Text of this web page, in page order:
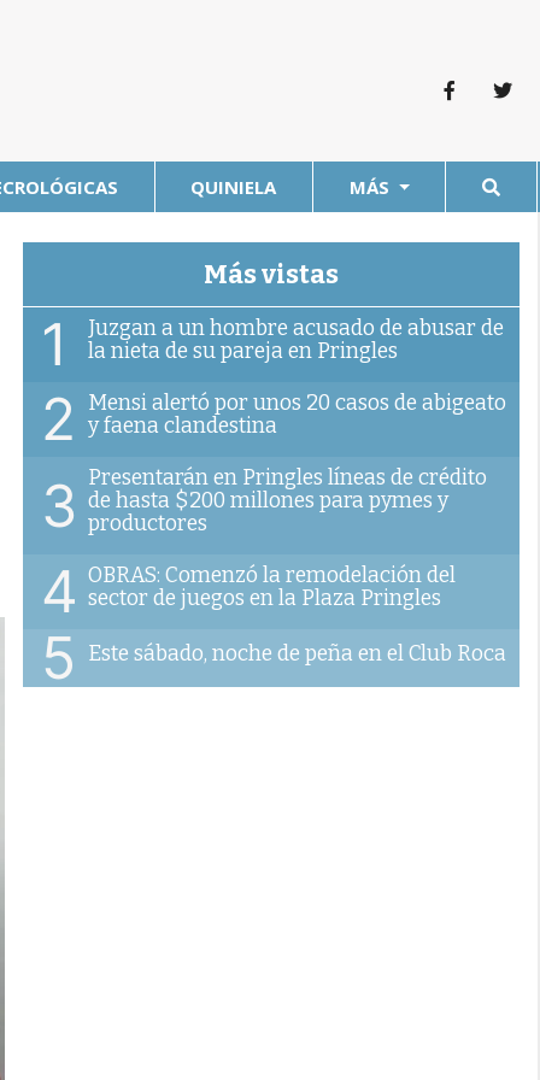
QUINIELA MÁS
Más vistas
1
Juzgan a un hombre acusado de abusar de
la nieta de su pareja en Pringles
2
Mensi alertó por unos 20 casos de abigeato
y faena clandestina
3
Presentarán en Pringles líneas de crédito
de hasta $200 millones para pymes y
productores
4 OBRAS: Comenzó la remodelación del
sector de juegos en la Plaza Pringles
5 Este sábado, noche de peña en el Club Roca